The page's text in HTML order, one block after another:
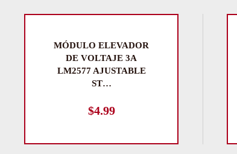
MÓDULO ELEVADOR
DE VOLTAJE 3A
LM2577 AJUSTABLE
ST…
$4.99